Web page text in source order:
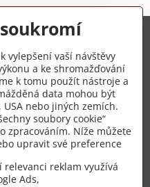
vylepšení vaší návštěvy
a ke shromažďování
k tomu použít nástroje a
data mohou být
nebo jiných zemích.
soubory cookie“
zpracováním. Níže můžete
upravit své preference
relevanci reklam využívá
Ads,